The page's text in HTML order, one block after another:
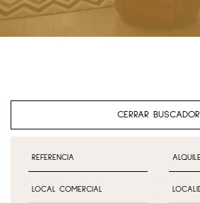
CERRAR BUSCADOR